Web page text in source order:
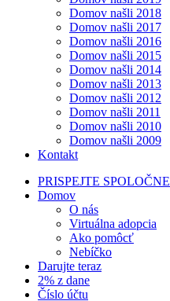
Domov našli 2018
Domov našli 2017
Domov našli 2016
Domov našli 2015
Domov našli 2014
Domov našli 2013
Domov našli 2012
Domov našli 2011
Domov našli 2010
Domov našli 2009
Kontakt
PRISPEJTE SPOLOČNE
Domov
O nás
Virtuálna adopcia
Ako pomôcť
Nebíčko
Darujte teraz
2% z dane
Číslo účtu